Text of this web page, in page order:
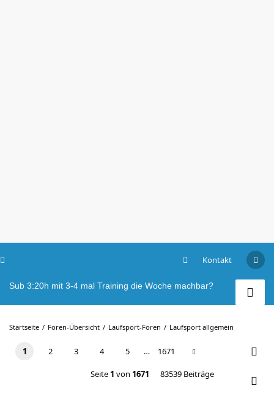
Kontakt
Sub 3:20h mit 3-4 mal Training die Woche machbar?
Startseite Foren-Übersicht Laufsport-Foren Laufsport allgemein
1 2 3 4 5 … 1671
Seite 1 von 1671 83539 Beiträge